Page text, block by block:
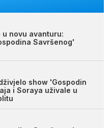
novu avanturu:
Savršenog'
show 'Gospodin
i Soraya uživale u